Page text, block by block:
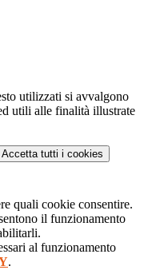
utilizzati si avvalgono
utili alle finalità illustrate
Accetta tutti i cookies
quali cookie consentire.
il funzionamento
al funzionamento
.